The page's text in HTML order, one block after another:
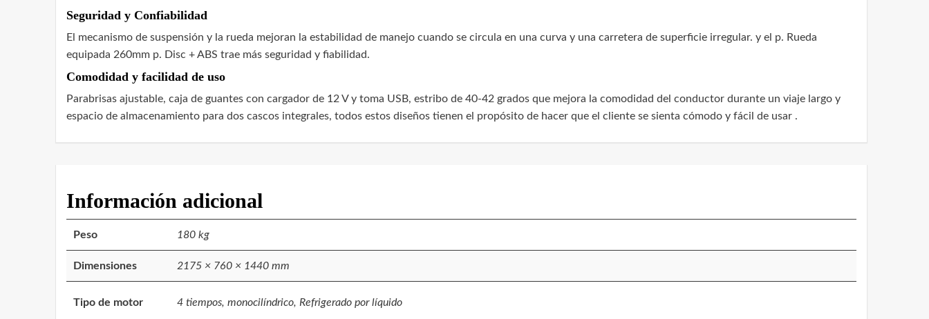
Seguridad y Confiabilidad
El mecanismo de suspensión y la rueda mejoran la estabilidad de manejo cuando se circula en una curva y una carretera de superficie irregular. y el p. Rueda
equipada 260mm p. Disc + ABS trae más seguridad y fiabilidad.
Comodidad y facilidad de uso
Parabrisas ajustable, caja de guantes con cargador de 12 V y toma USB, estribo de 40-42 grados que mejora la comodidad del conductor durante un viaje largo y
espacio de almacenamiento para dos cascos integrales, todos estos diseños tienen el propósito de hacer que el cliente se sienta cómodo y fácil de usar .
Información adicional
Peso 180 kg
Dimensiones 2175 × 760 × 1440 mm
Tipo de motor 4 tiempos, monocilíndrico, Refrigerado por líquido